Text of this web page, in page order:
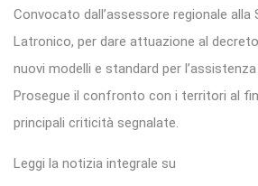
Convocato dall’assessore regionale alla
Latronico, per dare attuazione al
nuovi modelli e standard per
Prosegue il confronto con i territori al
principali criticità segnalate.
Leggi la notizia integrale su